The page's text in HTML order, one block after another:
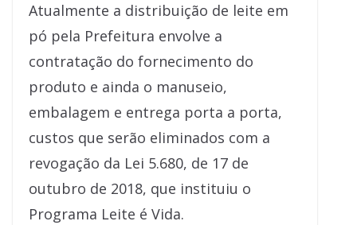
Atualmente a distribuição de leite em
pó pela Prefeitura envolve a
contratação do fornecimento do
produto e ainda o manuseio,
embalagem e entrega porta a porta,
custos que serão eliminados com a
revogação da Lei 5.680, de 17 de
outubro de 2018, que instituiu o
Programa Leite é Vida.